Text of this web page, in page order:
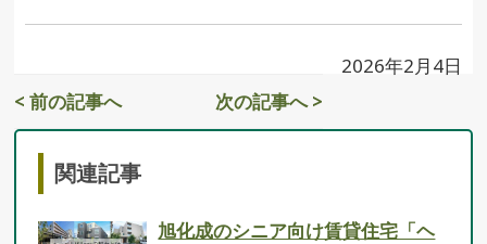
2026年2月4日
< 前の記事へ
次の記事へ >
関連記事
旭化成のシニア向け賃貸住宅「ヘ